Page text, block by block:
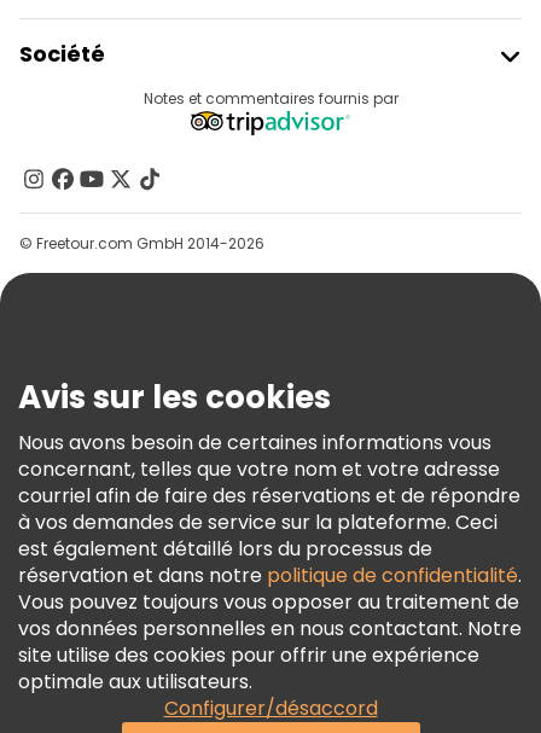
Connexion Du Fournisseur
Programme D’affiliation
Société
Contactez-Nous
Groupes
Aide
Conditions Générales Et Mentions Légales
Politique En Matière De Cookies
Freetour Prix
Programme De Fidélité
Notes et commentaires fournis par
© Freetour.com GmbH 2014-2026
Avis sur les cookies
Nous avons besoin de certaines informations vous
concernant, telles que votre nom et votre adresse
courriel afin de faire des réservations et de répondre
à vos demandes de service sur la plateforme. Ceci
est également détaillé lors du processus de
réservation et dans notre politique de confidentialité.
Vous pouvez toujours vous opposer au traitement de
vos données personnelles en nous contactant. Notre
site utilise des cookies pour offrir une expérience
optimale aux utilisateurs.
Configurer/désaccord